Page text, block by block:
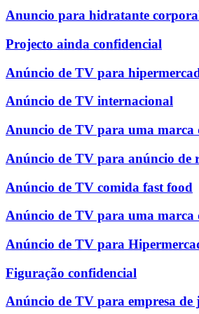
Anuncio para hidratante
Projecto ainda confidencial
Anúncio de TV para
Anúncio de TV internacional
Anuncio de TV para uma marca
Anúncio de TV para anúncio de
Anúncio de TV comida fast food
Anúncio de TV para uma marca
Anúncio de TV para
Figuração confidencial
Anúncio de TV para empresa de